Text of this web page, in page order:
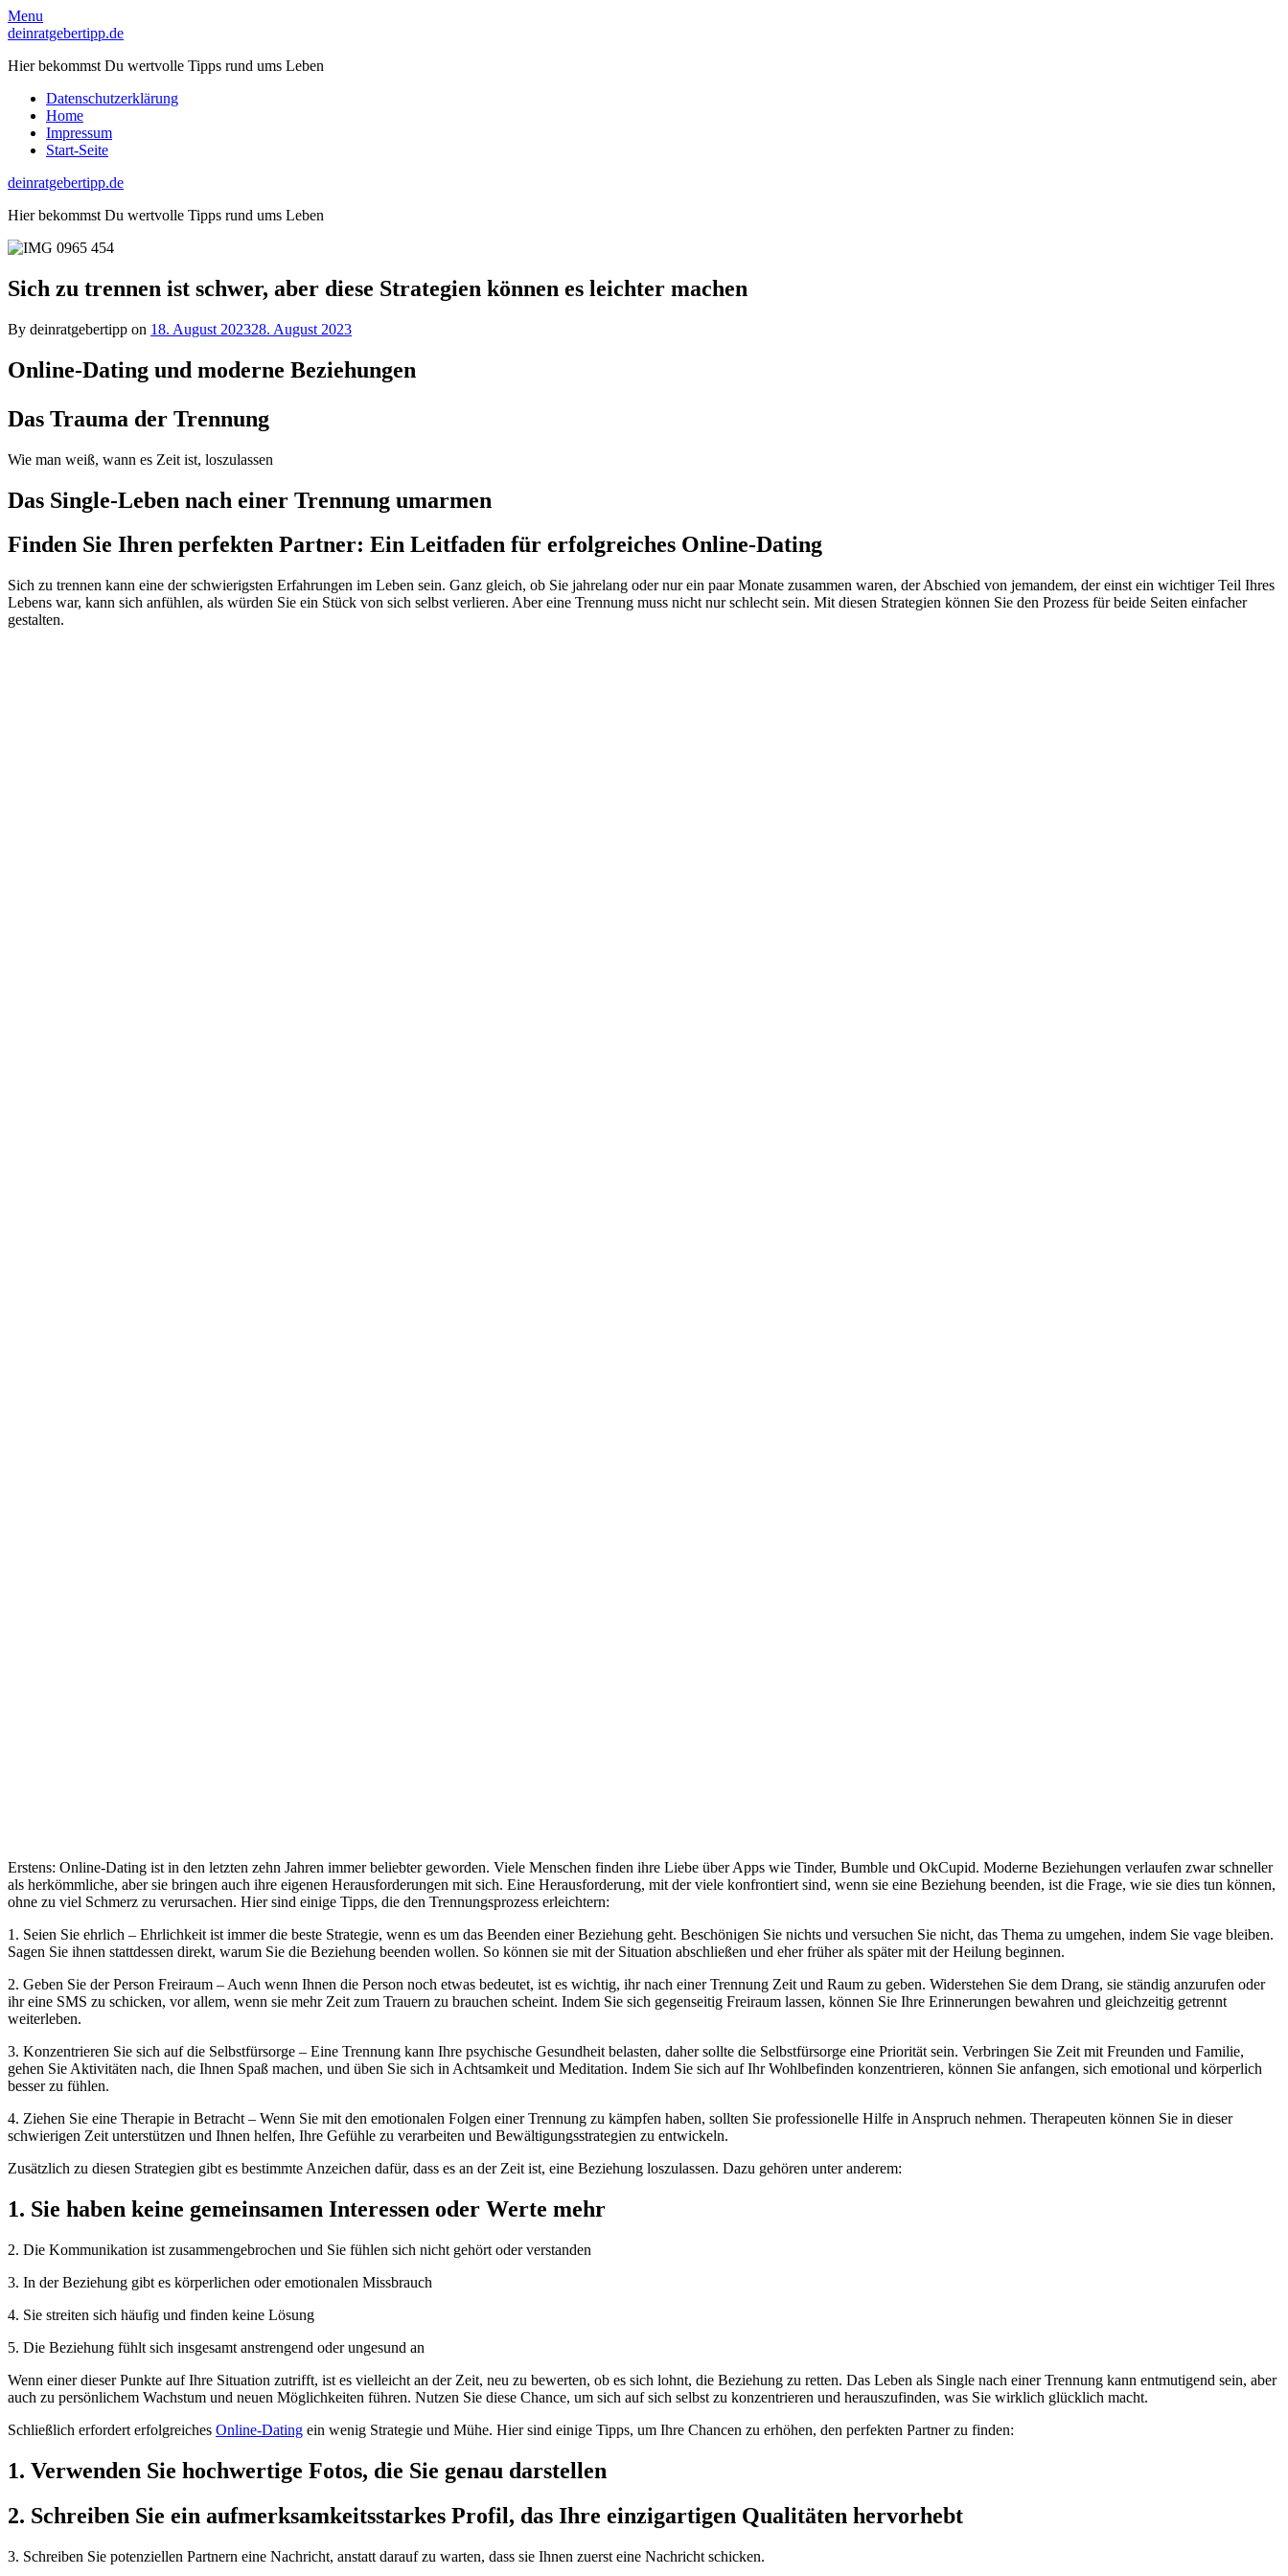
Skip
to
Menu
deinratgebertipp.de
Hier bekommst Du wertvolle Tipps rund ums Leben
Datenschutzerklärung
Home
Impressum
Start-Seite
deinratgebertipp.de
Hier bekommst Du wertvolle Tipps rund ums Leben
Sich zu trennen ist schwer, aber diese Strategien können es leichter machen
By deinratgebertipp on 18. August 202328. August 2023
Online-Dating und moderne Beziehungen
Das Trauma der Trennung
Wie man weiß, wann es Zeit ist, loszulassen
Das Single-Leben nach einer Trennung umarmen
Finden Sie Ihren perfekten Partner: Ein Leitfaden für erfolgreiches Online-Dating
Sich zu trennen kann eine der schwierigsten Erfahrungen im Leben sein. Ganz gleich, ob Sie jahrelang oder nur ein paar Monate zusammen waren, der Abschied von jemandem, der einst ein wichtiger Teil Ihres
Lebens war, kann sich anfühlen, als würden Sie ein Stück von sich selbst verlieren. Aber eine Trennung muss nicht nur schlecht sein. Mit diesen Strategien können Sie den Prozess für beide Seiten einfacher
gestalten.
Erstens: Online-Dating ist in den letzten zehn Jahren immer beliebter geworden. Viele Menschen finden ihre Liebe über Apps wie Tinder, Bumble und OkCupid. Moderne Beziehungen verlaufen zwar schneller
als herkömmliche, aber sie bringen auch ihre eigenen Herausforderungen mit sich. Eine Herausforderung, mit der viele konfrontiert sind, wenn sie eine Beziehung beenden, ist die Frage, wie sie dies tun können,
ohne zu viel Schmerz zu verursachen. Hier sind einige Tipps, die den Trennungsprozess erleichtern:
1. Seien Sie ehrlich – Ehrlichkeit ist immer die beste Strategie, wenn es um das Beenden einer Beziehung geht. Beschönigen Sie nichts und versuchen Sie nicht, das Thema zu umgehen, indem Sie vage bleiben.
Sagen Sie ihnen stattdessen direkt, warum Sie die Beziehung beenden wollen. So können sie mit der Situation abschließen und eher früher als später mit der Heilung beginnen.
2. Geben Sie der Person Freiraum – Auch wenn Ihnen die Person noch etwas bedeutet, ist es wichtig, ihr nach einer Trennung Zeit und Raum zu geben. Widerstehen Sie dem Drang, sie ständig anzurufen oder
ihr eine SMS zu schicken, vor allem, wenn sie mehr Zeit zum Trauern zu brauchen scheint. Indem Sie sich gegenseitig Freiraum lassen, können Sie Ihre Erinnerungen bewahren und gleichzeitig getrennt
weiterleben.
3. Konzentrieren Sie sich auf die Selbstfürsorge – Eine Trennung kann Ihre psychische Gesundheit belasten, daher sollte die Selbstfürsorge eine Priorität sein. Verbringen Sie Zeit mit Freunden und Familie,
gehen Sie Aktivitäten nach, die Ihnen Spaß machen, und üben Sie sich in Achtsamkeit und Meditation. Indem Sie sich auf Ihr Wohlbefinden konzentrieren, können Sie anfangen, sich emotional und körperlich
besser zu fühlen.
4. Ziehen Sie eine Therapie in Betracht – Wenn Sie mit den emotionalen Folgen einer Trennung zu kämpfen haben, sollten Sie professionelle Hilfe in Anspruch nehmen. Therapeuten können Sie in dieser
schwierigen Zeit unterstützen und Ihnen helfen, Ihre Gefühle zu verarbeiten und Bewältigungsstrategien zu entwickeln.
Zusätzlich zu diesen Strategien gibt es bestimmte Anzeichen dafür, dass es an der Zeit ist, eine Beziehung loszulassen. Dazu gehören unter anderem:
1. Sie haben keine gemeinsamen Interessen oder Werte mehr
2. Die Kommunikation ist zusammengebrochen und Sie fühlen sich nicht gehört oder verstanden
3. In der Beziehung gibt es körperlichen oder emotionalen Missbrauch
4. Sie streiten sich häufig und finden keine Lösung
5. Die Beziehung fühlt sich insgesamt anstrengend oder ungesund an
Wenn einer dieser Punkte auf Ihre Situation zutrifft, ist es vielleicht an der Zeit, neu zu bewerten, ob es sich lohnt, die Beziehung zu retten. Das Leben als Single nach einer Trennung kann entmutigend sein, aber
auch zu persönlichem Wachstum und neuen Möglichkeiten führen. Nutzen Sie diese Chance, um sich auf sich selbst zu konzentrieren und herauszufinden, was Sie wirklich glücklich macht.
Schließlich erfordert erfolgreiches Online-Dating ein wenig Strategie und Mühe. Hier sind einige Tipps, um Ihre Chancen zu erhöhen, den perfekten Partner zu finden:
1. Verwenden Sie hochwertige Fotos, die Sie genau darstellen
2. Schreiben Sie ein aufmerksamkeitsstarkes Profil, das Ihre einzigartigen Qualitäten hervorhebt
3. Schreiben Sie potenziellen Partnern eine Nachricht, anstatt darauf zu warten, dass sie Ihnen zuerst eine Nachricht schicken.